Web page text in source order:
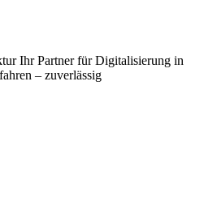
Ihr Partner für Digitalisierung in
– zuverlässig